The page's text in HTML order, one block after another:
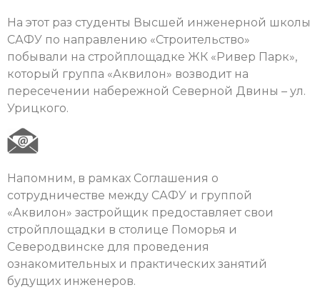
На этот раз студенты Высшей инженерной школы
САФУ по направлению «Строительство»
побывали на стройплощадке ЖК «Ривер Парк»,
который группа «Аквилон» возводит на
пересечении набережной Северной Двины – ул.
Урицкого.
Напомним, в рамках Соглашения о
сотрудничестве между САФУ и группой
«Аквилон» застройщик предоставляет свои
стройплощадки в столице Поморья и
Северодвинске для проведения
ознакомительных и практических занятий
будущих инженеров.